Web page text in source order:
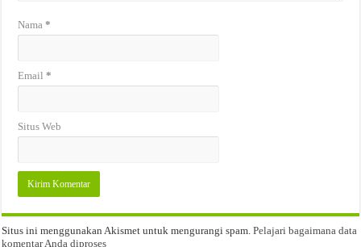
Nama*
Email*
Situs Web
Situs ini menggunakan Akismet untuk mengurangi spam.Pelajari bagaimana data
komentar Anda diproses